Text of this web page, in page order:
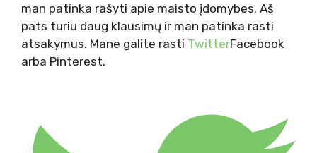
man patinka rašyti apie maisto įdomybes. Aš
pats turiu daug klausimų ir man patinka rasti
atsakymus. Mane galite rasti TwitterFacebook
arba Pinterest.